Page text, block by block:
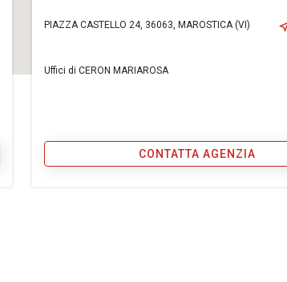
PIAZZA CASTELLO 24, 36063, MAROSTICA (VI)
Uffici di CERON MARIAROSA
CONTATTA AGENZIA